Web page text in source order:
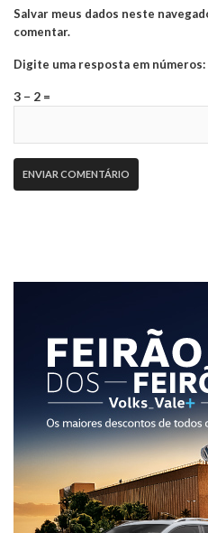
Salvar meus dados neste
comentar.
Digite uma resposta em números:
3 − 2 =